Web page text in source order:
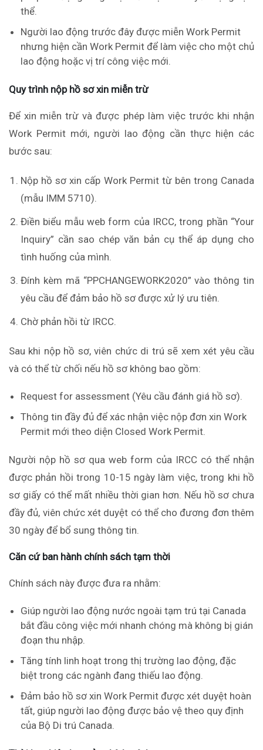
thể.
Người lao động trước đây được miễn Work Permit
nhưng hiện cần Work Permit để làm việc cho một chủ
lao động hoặc vị trí công việc mới.
Quy trình nộp hồ sơ xin miễn trừ
Để xin miễn trừ và được phép làm việc trước khi nhận
Work Permit mới, người lao động cần thực hiện các
bước sau:
Nộp hồ sơ xin cấp Work Permit từ bên trong Canada
(mẫu IMM 5710).
Điền biểu mẫu web form của IRCC, trong phần “Your
Inquiry” cần sao chép văn bản cụ thể áp dụng cho
tình huống của mình.
Đính kèm mã “PPCHANGEWORK2020” vào thông tin
yêu cầu để đảm bảo hồ sơ được xử lý ưu tiên.
Chờ phản hồi từ IRCC.
Sau khi nộp hồ sơ, viên chức di trú sẽ xem xét yêu cầu
và có thể từ chối nếu hồ sơ không bao gồm:
Request for assessment (Yêu cầu đánh giá hồ sơ).
Thông tin đầy đủ để xác nhận việc nộp đơn xin Work
Permit mới theo diện Closed Work Permit.
Người nộp hồ sơ qua web form của IRCC có thể nhận
được phản hồi trong 10-15 ngày làm việc, trong khi hồ
sơ giấy có thể mất nhiều thời gian hơn. Nếu hồ sơ chưa
đầy đủ, viên chức xét duyệt có thể cho đương đơn thêm
30 ngày để bổ sung thông tin.
Căn cứ ban hành chính sách tạm thời
Chính sách này được đưa ra nhằm:
Giúp người lao động nước ngoài tạm trú tại Canada
bắt đầu công việc mới nhanh chóng mà không bị gián
đoạn thu nhập.
Tăng tính linh hoạt trong thị trường lao động, đặc
biệt trong các ngành đang thiếu lao động.
Đảm bảo hồ sơ xin Work Permit được xét duyệt hoàn
tất, giúp người lao động được bảo vệ theo quy định
của Bộ Di trú Canada.